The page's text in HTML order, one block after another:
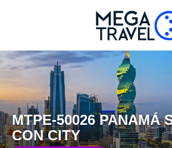
MTPE-50026 PANAMÁ
CON CITY